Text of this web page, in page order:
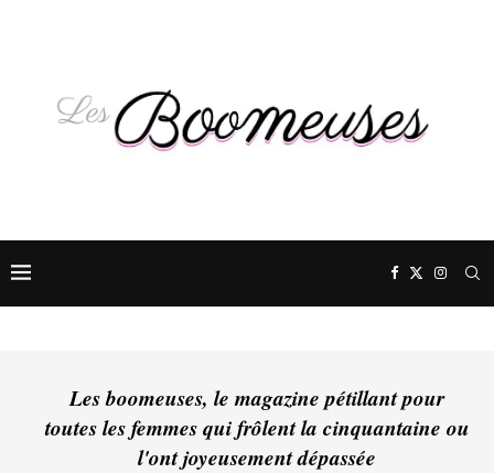
Les boomeuses, le magazine pétillant pour
toutes les femmes qui frôlent la cinquantaine ou
l'ont joyeusement dépassée